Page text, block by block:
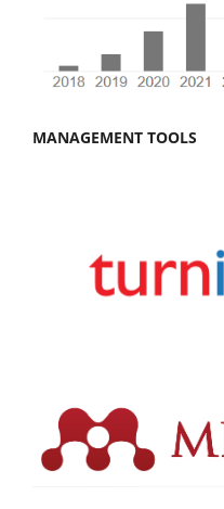
MANAGEMENT TOOLS